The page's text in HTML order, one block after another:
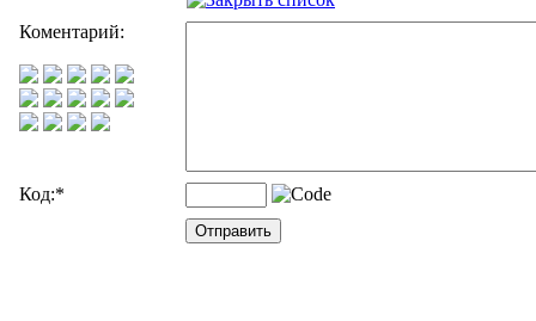
Коментарий:
Код:*